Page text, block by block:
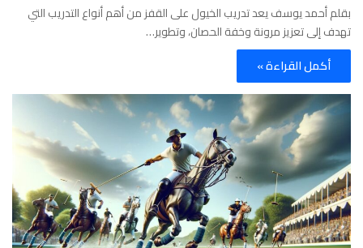
بقلم أحمد يوسف يعد تدريب الخيول على القفز من أهم أنواع التدريب التي
تهدف إلى تعزيز مرونة وخفة الحصان، وتطوير…
أكمل القراءة »